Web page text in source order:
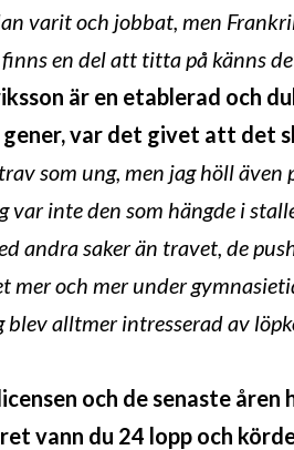
varit och jobbat, men
en del att titta på känns
är en etablerad och
gener, var det givet att det
som ung, men jag höll
var inte den som hängde i
andra saker än travet, de
mer och mer under
blev alltmer intresserad av
och de senaste
vann du 24 lopp och